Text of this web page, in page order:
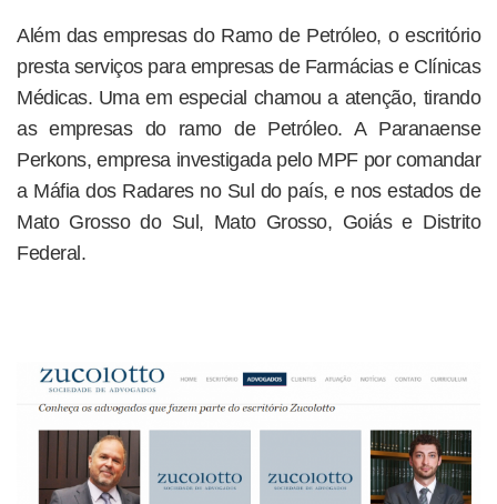
Além das empresas do Ramo de Petróleo, o escritório
presta serviços para empresas de Farmácias e Clínicas
Médicas. Uma em especial chamou a atenção, tirando
as empresas do ramo de Petróleo. A Paranaense
Perkons, empresa investigada pelo MPF por comandar
a Máfia dos Radares no Sul do país, e nos estados de
Mato Grosso do Sul, Mato Grosso, Goiás e Distrito
Federal.